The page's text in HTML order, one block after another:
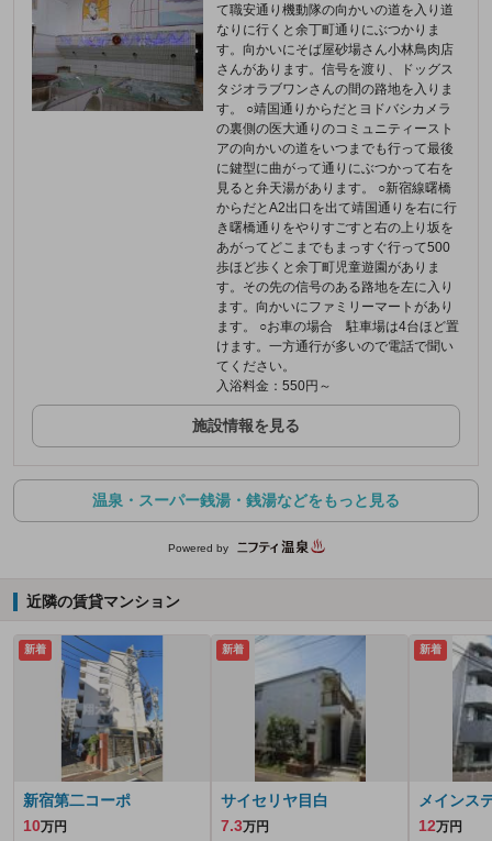
て職安通り機動隊の向かいの道を入り道
なりに行くと余丁町通りにぶつかりま
す。向かいにそば屋砂場さん小林鳥肉店
さんがあります。信号を渡り、ドッグス
タジオラブワンさんの間の路地を入りま
す。 ○靖国通りからだとヨドバシカメラ
の裏側の医大通りのコミュニティースト
アの向かいの道をいつまでも行って最後
に鍵型に曲がって通りにぶつかって右を
見ると弁天湯があります。 ○新宿線曙橋
からだとA2出口を出て靖国通りを右に行
き曙橋通りをやりすごすと右の上り坂を
あがってどこまでもまっすぐ行って500
歩ほど歩くと余丁町児童遊園がありま
す。その先の信号のある路地を左に入り
ます。向かいにファミリーマートがあり
ます。 ○お車の場合 駐車場は4台ほど置
けます。一方通行が多いので電話で聞い
てください。
入浴料金：550円～
施設情報を見る
温泉・スーパー銭湯・銭湯などをもっと見る
Powered by
近隣の賃貸マンション
新着
新宿第二コーポ
10万円
新着
サイセリヤ目白
7.3万円
新着
メインス
12万円